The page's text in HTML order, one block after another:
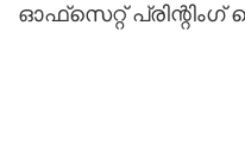
ഓഫ്‌സെറ്റ്